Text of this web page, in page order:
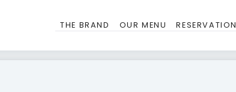
THE BRAND OUR MENU RESERVATION